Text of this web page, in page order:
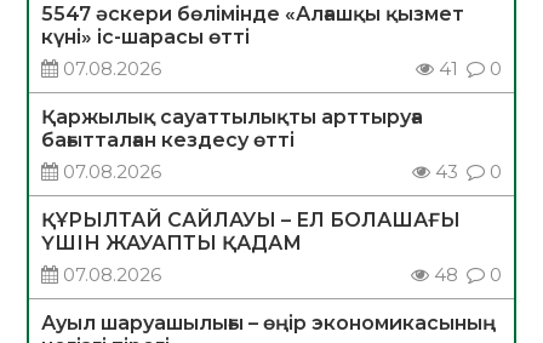
5547 әскери бөлімінде «Алғашқы қызмет
күні» іс-шарасы өтті
07.08.2026
41 0
Қаржылық сауаттылықты арттыруға
бағытталған кездесу өтті
07.08.2026
43 0
ҚҰРЫЛТАЙ САЙЛАУЫ – ЕЛ БОЛАШАҒЫ
ҮШІН ЖАУАПТЫ ҚАДАМ
07.08.2026
48 0
Ауыл шаруашылығы – өңір экономикасының